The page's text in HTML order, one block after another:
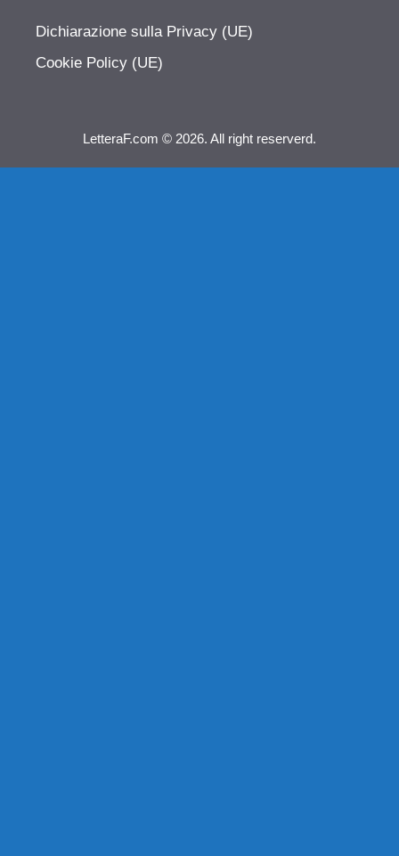
Dichiarazione sulla Privacy (UE)
Cookie Policy (UE)
LetteraF.com © 2026. All right reserverd.